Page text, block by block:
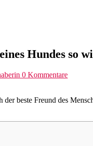
Hundes so
0 Kommentare
beste Freund des